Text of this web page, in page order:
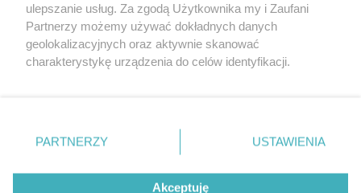
ulepszanie usług. Za zgodą Użytkownika my i Zaufani
Partnerzy możemy używać dokładnych danych
geolokalizacyjnych oraz aktywnie skanować
charakterystykę urządzenia do celów identyfikacji.
zmienić/wycofać klikając przycisk ustawień prywatności
znajdujący się w lewym dolnym rogu strony
rodzaje przetwarzania danych nie wymagają zgody
użytkownika, ale masz prawo sprzeciwić się takiemu
PARTNERZY USTAWIENIA
Akceptuję